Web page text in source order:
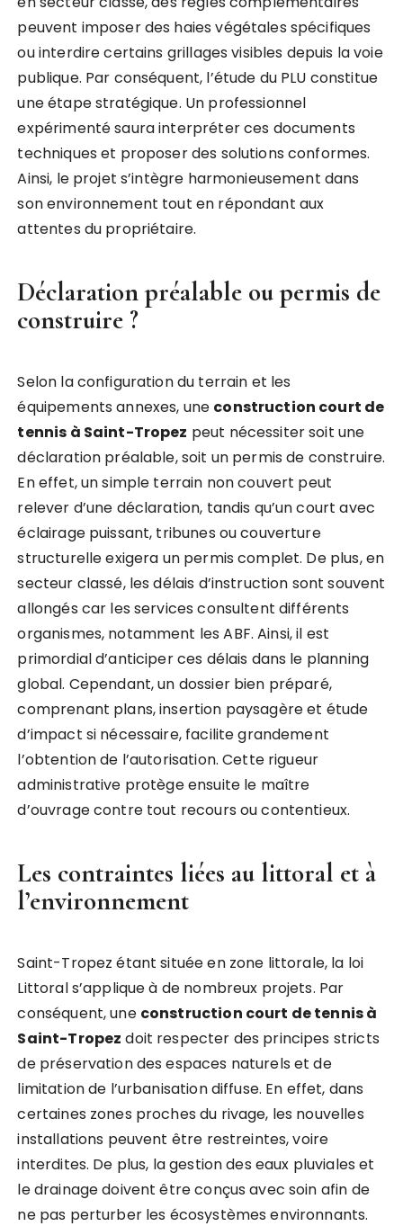
peuvent imposer des haies végétales spécifiques
ou interdire certains grillages visibles depuis la voie
publique. Par conséquent, l’étude du PLU constitue
une étape stratégique. Un professionnel
expérimenté saura interpréter ces documents
techniques et proposer des solutions conformes.
Ainsi, le projet s’intègre harmonieusement dans
son environnement tout en répondant aux
attentes du propriétaire.
Déclaration préalable ou permis de
construire ?
Selon la configuration du terrain et les
équipements annexes, une construction court de
tennis à Saint-Tropez peut nécessiter soit une
déclaration préalable, soit un permis de construire.
En effet, un simple terrain non couvert peut
relever d’une déclaration, tandis qu’un court avec
éclairage puissant, tribunes ou couverture
structurelle exigera un permis complet. De plus, en
secteur classé, les délais d’instruction sont souvent
allongés car les services consultent différents
organismes, notamment les ABF. Ainsi, il est
primordial d’anticiper ces délais dans le planning
global. Cependant, un dossier bien préparé,
comprenant plans, insertion paysagère et étude
d’impact si nécessaire, facilite grandement
l’obtention de l’autorisation. Cette rigueur
administrative protège ensuite le maître
d’ouvrage contre tout recours ou contentieux.
Les contraintes liées au littoral et à
l’environnement
Saint-Tropez étant située en zone littorale, la loi
Littoral s’applique à de nombreux projets. Par
conséquent, une construction court de tennis à
Saint-Tropez doit respecter des principes stricts
de préservation des espaces naturels et de
limitation de l’urbanisation diffuse. En effet, dans
certaines zones proches du rivage, les nouvelles
installations peuvent être restreintes, voire
interdites. De plus, la gestion des eaux pluviales et
le drainage doivent être conçus avec soin afin de
ne pas perturber les écosystèmes environnants.